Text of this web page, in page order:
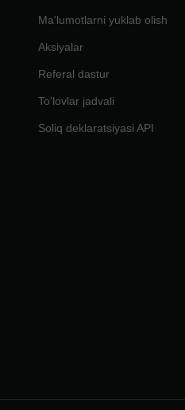
Ma'lumotlarni yuklab olish
Aksiyalar
Referal dastur
To'lovlar jadvali
Soliq deklaratsiyasi API